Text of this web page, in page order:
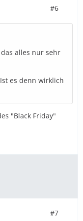
#6
alles nur sehr
es denn wirklich
"Black Friday"
#7